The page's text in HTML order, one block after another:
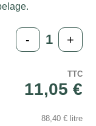
- +
TTC
11,05 €
88,40 € litre